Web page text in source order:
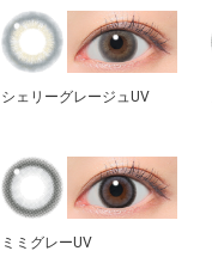
シェリーグレージュUV
ミミグレーUV